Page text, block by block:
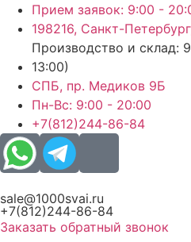
Перейти
содержимому
Прием заявок: 9:00 -
198216, Санкт-
Производство и склад:
13:00)
СПБ, пр. Медиков 9Б
Пн-Вс: 9:00 - 20:00
+7(812)244-86-84
sale@1000svai.ru
+7(812)244-86-84
Заказать обратный звонок